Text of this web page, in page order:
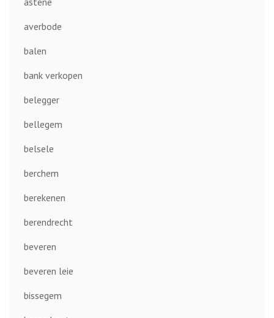
averbode
balen
bank verkopen
belegger
bellegem
belsele
berchem
berekenen
berendrecht
beveren
beveren leie
bissegem